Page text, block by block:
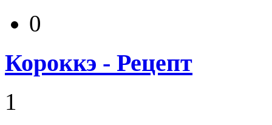
0
Короккэ - Рецепт
1